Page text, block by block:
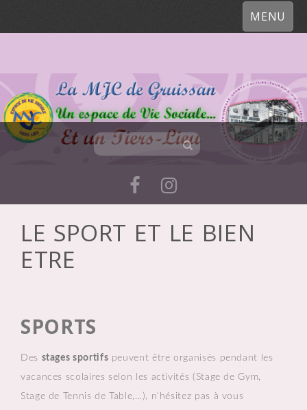
MENU
content
LE SPORT ET LE BIEN
ETRE
SPORTS
Des stages sportifs peuvent être organisés pendant les
vacances scolaires selon les activités (Stage de Gym,
Stage de Tennis de Table,…), n’hésitez pas à vous